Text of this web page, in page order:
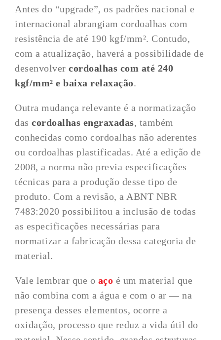
Antes do “upgrade”, os padrões nacional e
internacional abrangiam cordoalhas com
resistência de até 190 kgf/mm². Contudo,
com a atualização, haverá a possibilidade de
desenvolvercordoalhas com até 240
kgf/mm² e baixa relaxação.
Outra mudança relevante é a normatização
dascordoalhas engraxadas, também
conhecidas como cordoalhas não aderentes
ou cordoalhas plastificadas. Até a edição de
2008, a norma não previa especificações
técnicas para a produção desse tipo de
produto. Com a revisão, a ABNT NBR
7483:2020 possibilitou a inclusão de todas
as especificações necessárias para
normatizar a fabricação dessa categoria de
material.
Vale lembrar que o aço é um material que
não combina com a água e com o ar — na
presença desses elementos, ocorre a
oxidação, processo que reduz a vida útil do